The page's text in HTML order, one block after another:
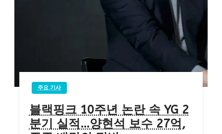
주요 기사
블랙핑크 10주년 논란 속 YG 2
분기 실적…양현석 보수 27억,